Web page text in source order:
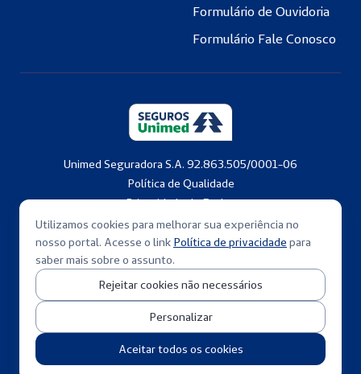
Formulário de Ouvidoria
Formulário Fale Conosco
Unimed Seguradora S.A. 92.863.505/0001-06
Política de Qualidade
Privacidade de Dados
Copyright © 2001-2026
Utilizamos cookies para melhorar sua experiência no
nosso portal. Acesse o link Política de privacidade para
saber mais sobre o assunto.
Rejeitar cookies não necessários
Personalizar
Aceitar todos os cookies